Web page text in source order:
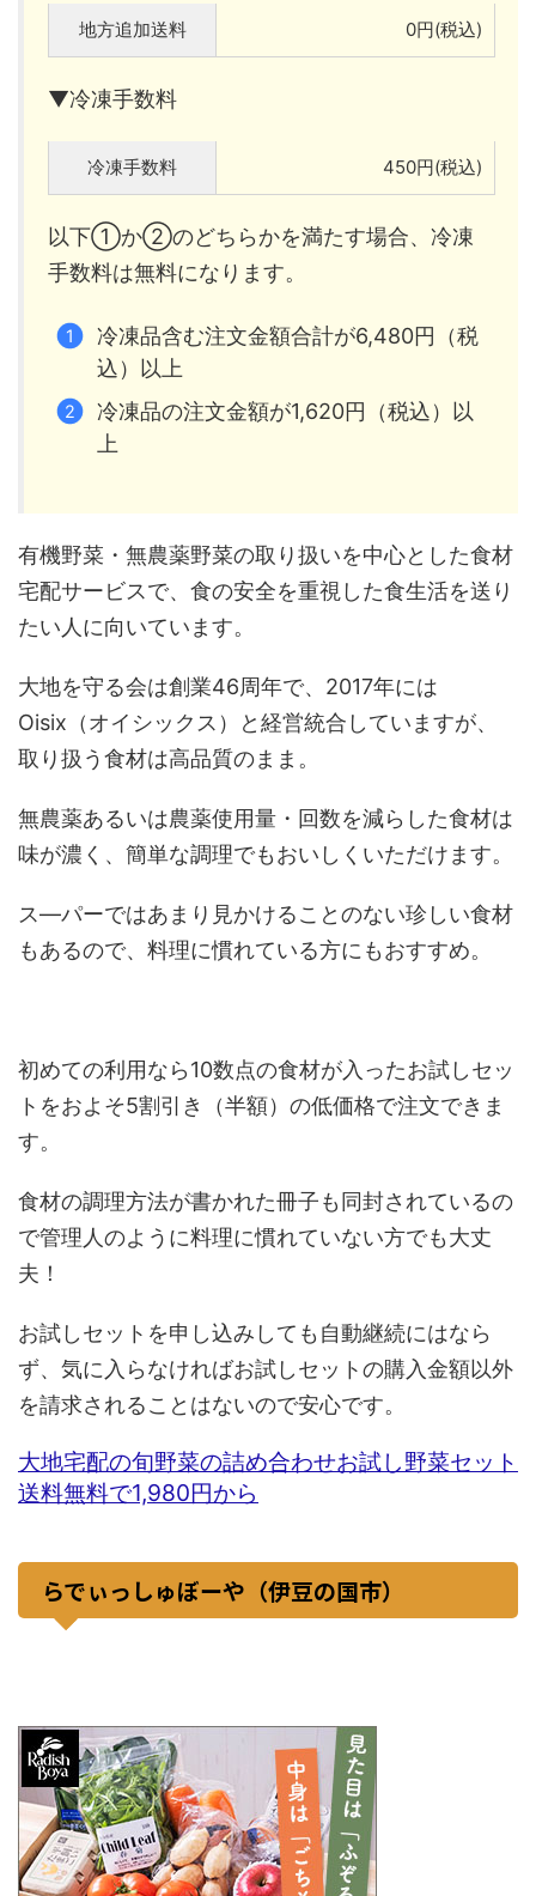
地方追加送料 0円(税込)
▼冷凍手数料
冷凍手数料 450円(税込)
以下①か②のどちらかを満たす場合、冷凍
手数料は無料になります。
冷凍品含む注文金額合計が6,480円（税
込）以上
冷凍品の注文金額が1,620円（税込）以
上
有機野菜・無農薬野菜の取り扱いを中心とした食材
宅配サービスで、食の安全を重視した食生活を送り
たい人に向いています。
大地を守る会は創業46周年で、2017年には
Oisix（オイシックス）と経営統合していますが、
取り扱う食材は高品質のまま。
無農薬あるいは農薬使用量・回数を減らした食材は
味が濃く、簡単な調理でもおいしくいただけます。
ス―パーではあまり見かけることのない珍しい食材
もあるので、料理に慣れている方にもおすすめ。
初めての利用なら10数点の食材が入ったお試しセッ
トをおよそ5割引き（半額）の低価格で注文できま
す。
食材の調理方法が書かれた冊子も同封されているの
で管理人のように料理に慣れていない方でも大丈
夫！
お試しセットを申し込みしても自動継続にはなら
ず、気に入らなければお試しセットの購入金額以外
を請求されることはないので安心です。
大地宅配の旬野菜の詰め合わせお試し野菜セット
送料無料で1,980円から
らでぃっしゅぼーや（伊豆の国市）